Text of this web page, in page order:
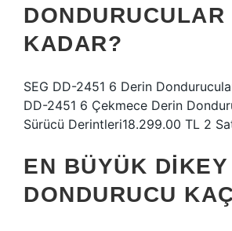
DONDURUCULAR
KADAR?
SEG DD-2451 6 Derin
DD-2451 6 Çekmece Derin
Sürücü Derintleri18.299.00 TL 2
EN BÜYÜK DIKEY
DONDURUCU